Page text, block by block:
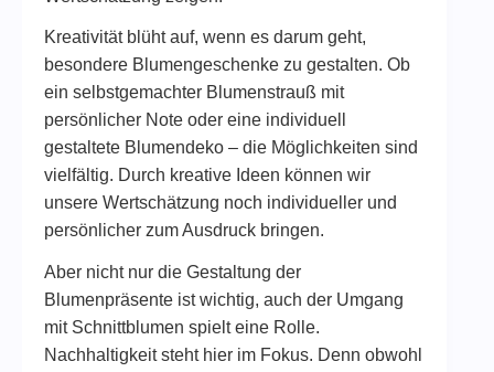
Kreativität blüht auf, wenn es darum geht,
besondere Blumengeschenke zu gestalten. Ob
ein selbstgemachter Blumenstrauß mit
persönlicher Note oder eine individuell
gestaltete Blumendeko – die Möglichkeiten sind
vielfältig. Durch kreative Ideen können wir
unsere Wertschätzung noch individueller und
persönlicher zum Ausdruck bringen.
Aber nicht nur die Gestaltung der
Blumenpräsente ist wichtig, auch der Umgang
mit Schnittblumen spielt eine Rolle.
Nachhaltigkeit steht hier im Fokus. Denn obwohl